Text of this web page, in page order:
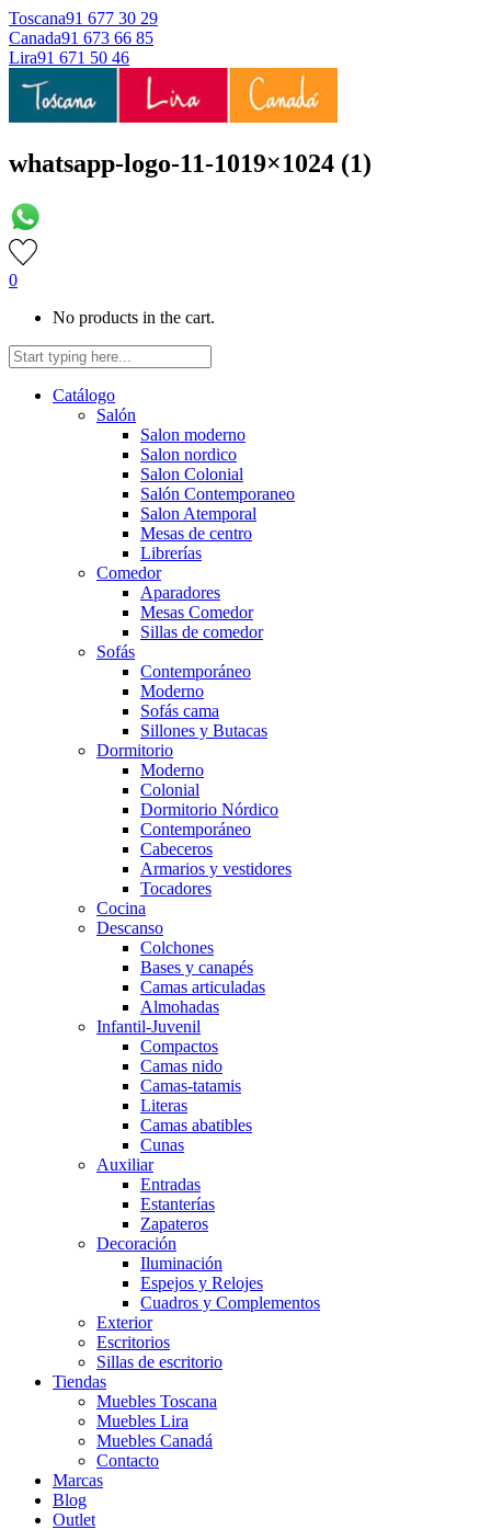
Toscana91 677 30 29
Canada91 673 66 85
Lira91 671 50 46
whatsapp-logo-11-1019×1024 (1)
0
No products in the cart.
Catálogo
Salón
Salon moderno
Salon nordico
Salon Colonial
Salón Contemporaneo
Salon Atemporal
Mesas de centro
Librerías
Comedor
Aparadores
Mesas Comedor
Sillas de comedor
Sofás
Contemporáneo
Moderno
Sofás cama
Sillones y Butacas
Dormitorio
Moderno
Colonial
Dormitorio Nórdico
Contemporáneo
Cabeceros
Armarios y vestidores
Tocadores
Cocina
Descanso
Colchones
Bases y canapés
Camas articuladas
Almohadas
Infantil-Juvenil
Compactos
Camas nido
Camas-tatamis
Literas
Camas abatibles
Cunas
Auxiliar
Entradas
Estanterías
Zapateros
Decoración
Iluminación
Espejos y Relojes
Cuadros y Complementos
Exterior
Escritorios
Sillas de escritorio
Tiendas
Muebles Toscana
Muebles Lira
Muebles Canadá
Contacto
Marcas
Blog
Outlet